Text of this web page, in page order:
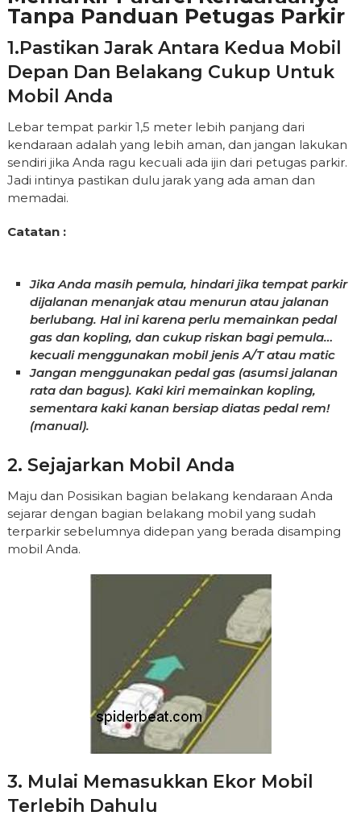
Tanpa Panduan Petugas Parkir
1.Pastikan Jarak Antara Kedua Mobil
Depan Dan Belakang Cukup Untuk
Mobil Anda
Lebar tempat parkir 1,5 meter lebih panjang dari
kendaraan adalah yang lebih aman, dan jangan lakukan
sendiri jika Anda ragu kecuali ada ijin dari petugas parkir.
Jadi intinya pastikan dulu jarak yang ada aman dan
memadai.
Catatan :
Jika Anda masih pemula, hindari jika tempat parkir
dijalanan menanjak atau menurun atau jalanan
berlubang. Hal ini karena perlu memainkan pedal
gas dan kopling, dan cukup riskan bagi pemula…
kecuali menggunakan mobil jenis A/T atau matic
Jangan menggunakan pedal gas (asumsi jalanan
rata dan bagus). Kaki kiri memainkan kopling,
sementara kaki kanan bersiap diatas pedal rem!
(manual).
2. Sejajarkan Mobil Anda
Maju dan Posisikan bagian belakang kendaraan Anda
sejarar dengan bagian belakang mobil yang sudah
terparkir sebelumnya didepan yang berada disamping
mobil Anda.
3. Mulai Memasukkan Ekor Mobil
Terlebih Dahulu